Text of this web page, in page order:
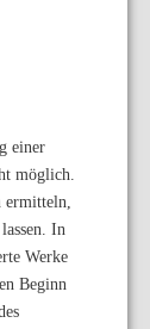
einer
möglich.
In
Werke
Beginn